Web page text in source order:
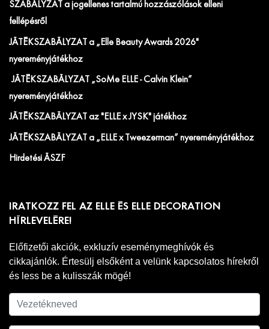
SZABÁLYZAT a jogellenes tartalmú hozzászólások elleni
fellépésről
JÁTÉKSZABÁLYZAT a „Elle Beauty Awards 2026"
nyereményjátékhoz
JÁTÉKSZABÁLYZAT „SoMe ELLE - Calvin Klein”
nyereményjátékhoz
JÁTÉKSZABÁLYZAT az "ELLE x JYSK" játékhoz
JÁTÉKSZABÁLYZAT a „ELLE x Tweezerman” nyereményjátékhoz
Hirdetési ÁSZF
IRATKOZZ FEL AZ ELLE ÉS ELLE DECORATION
HÍRLEVELÉRE!
Előfizetői akciók, exkluzív eseménymeghívók és
cikkajánlók. Értesülj elsőként a velünk kapcsolatos hírekről
és less be a kulisszák mögé!